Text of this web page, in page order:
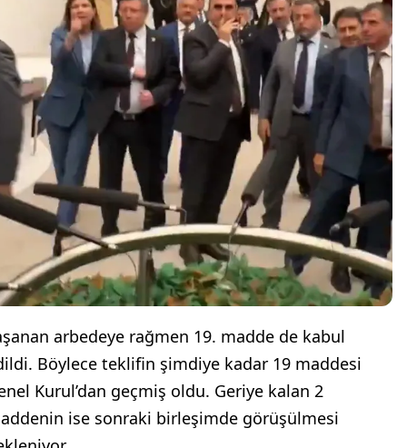
arbedeye rağmen 19. madde de kabul
Böylece teklifin şimdiye kadar 19 maddesi
Kurul’dan geçmiş oldu. Geriye kalan 2
ise sonraki birleşimde görüşülmesi